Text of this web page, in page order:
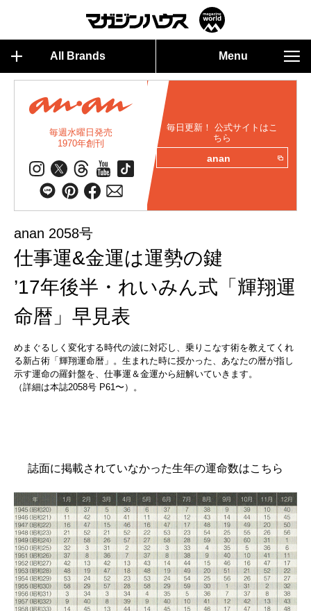
All Brands Menu
毎週水曜日発売
1970年創刊
毎日更新！ 公式サイトはこ
ちら
anan
anan 2058号
仕事運&金運は運勢の鍵
’17年後半・れいみん式「輝翔運
命暦」早見表
めまぐるしく変化する時代の波に対応し、乗りこなす術を教えてくれ
る新占術「輝翔運命暦」。生まれた時に授かった、あなたの暦が指し
示す運命の羅針盤を、仕事運＆金運から紐解いていきます。
（詳細は本誌2058号 P61〜）。
誌面に掲載されていなかった生年の運命数はこちら